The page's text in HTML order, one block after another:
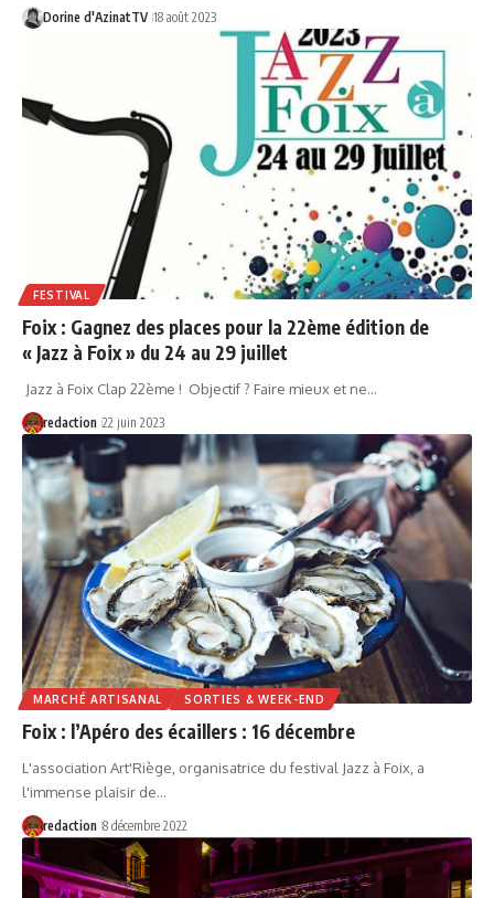
Dorine d'AzinatTV 18 août 2023
FESTIVAL
Foix : Gagnez des places pour la 22ème édition de
« Jazz à Foix » du 24 au 29 juillet
Jazz à Foix Clap 22ème ! Objectif ? Faire mieux et ne…
redaction 22 juin 2023
MARCHÉ ARTISANAL SORTIES & WEEK-END
Foix : l’Apéro des écaillers : 16 décembre
L'association Art'Riège, organisatrice du festival Jazz à Foix, a
l'immense plaisir de…
redaction 8 décembre 2022